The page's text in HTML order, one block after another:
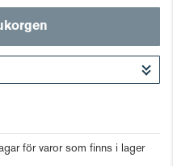
för varor som finns i lager